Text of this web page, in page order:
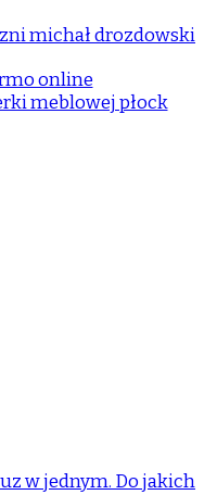
w jednym. Do jakich